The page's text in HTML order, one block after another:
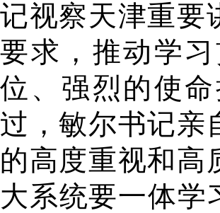
记视察天津重要
要求，推动学
位、强烈的使
过，敏尔书记亲
的高度重视和高
大系统要一体学